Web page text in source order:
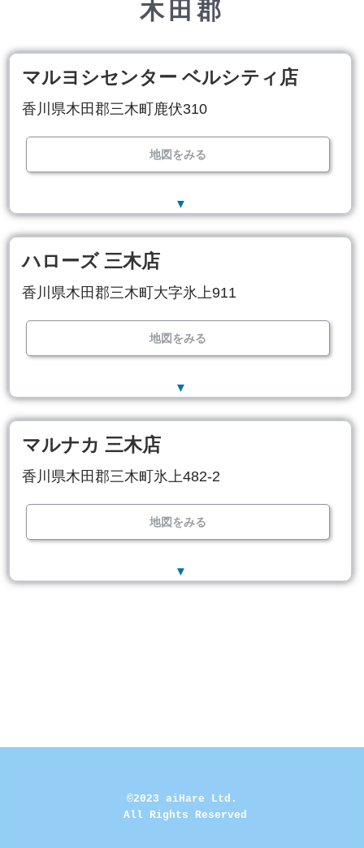
木田郡
マルヨシセンター ベルシティ店
香川県木田郡三木町鹿伏310
地図をみる
▼
ハローズ 三木店
香川県木田郡三木町大字氷上911
地図をみる
▼
マルナカ 三木店
香川県木田郡三木町氷上482-2
地図をみる
▼
©2023 aiHare Ltd.
All Rights Reserved